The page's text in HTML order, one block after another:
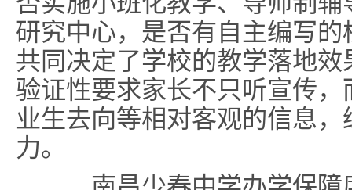
研究中心，是否有自主编写
共同决定了学校的教学落地
验证性要求家长不只听宣传
业生去向等相对客观的信息
力。